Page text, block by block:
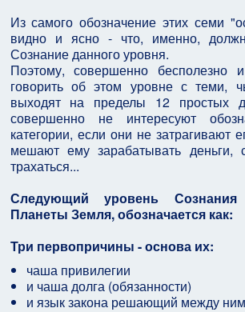
Из самого обозначение этих семи
видно и ясно - что, именно,
Сознание данного уровня.
Поэтому, совершенно бесполезно
говорить об этом уровне с теми,
выходят на пределы 12 простых
совершенно не интересуют
категории, если они не затрагивают
мешают ему зарабатывать деньги,
трахаться...
Следующий уровень
Планеты Земля, обозначается как:
Три первопричины - основа их:
чаша привилегии
и чаша долга (обязанности)
и язык закона решающий между